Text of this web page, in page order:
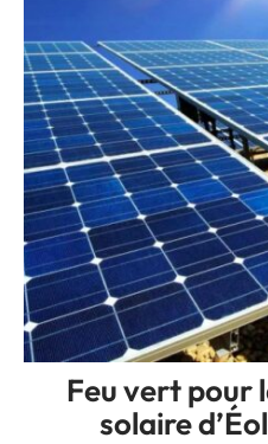
Feu vert pour
solaire